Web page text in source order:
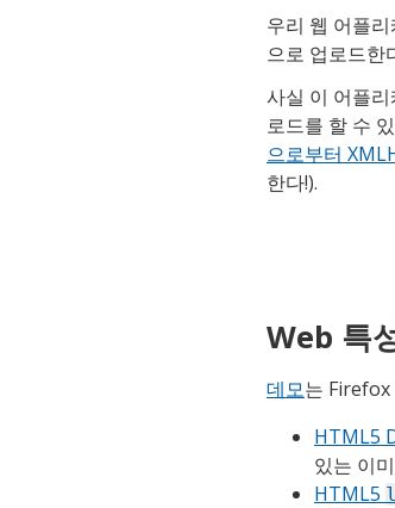
우리 웹 어플
으로 업로드한
사실 이 어플
로드를 할 수
으로부터
한다!).
Web 특
데모는 Firefox
HTML5
있는 이
HTML5